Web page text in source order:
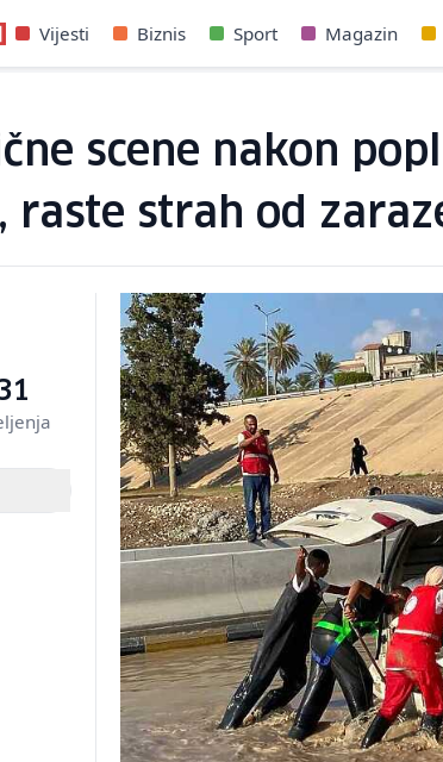
Vijesti Biznis Sport Magazin
scene nakon
raste strah od